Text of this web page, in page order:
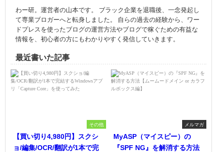
わー研。運営者の山本です。 ブラック企業を退職後、一念発起し
て専業ブロガーへと転身しました。 自らの過去の経験から、ワー
ドプレスを使ったブログの運営方法やブログで稼ぐための有益な
情報を、初心者の方にもわかりやすく発信していきます。
最近書いた記事
その他
【買い切り4,980円】スクシ
ョ/編集/OCR/翻訳が1本で完
メルマガ
MyASP（マイスピー）の
『SPF NG』を解消する方法